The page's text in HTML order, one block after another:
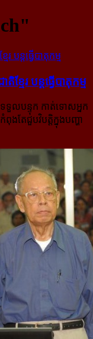
មែរ បន្ត​ធ្វើ​បាតុកម្ម
ទួលបន្ទុក កាត់ទោសអ្នក
ងតែជួបវិបត្តិក្នុងបញ្ហា